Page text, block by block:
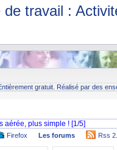
de travail :
gratuit. Réalisé par des
Firefox Les forums Rss